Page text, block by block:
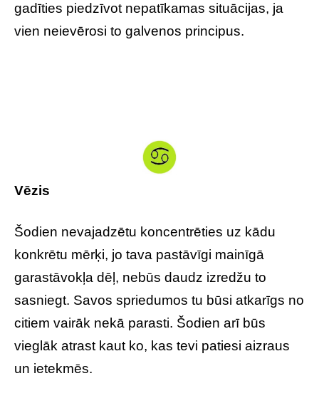
gadīties piedzīvot nepatīkamas situācijas, ja
vien neievērosi to galvenos principus.
Vēzis
Šodien nevajadzētu koncentrēties uz kādu
konkrētu mērķi, jo tava pastāvīgi mainīgā
garastāvokļa dēļ, nebūs daudz izredžu to
sasniegt. Savos spriedumos tu būsi atkarīgs no
citiem vairāk nekā parasti. Šodien arī būs
vieglāk atrast kaut ko, kas tevi patiesi aizraus
un ietekmēs.